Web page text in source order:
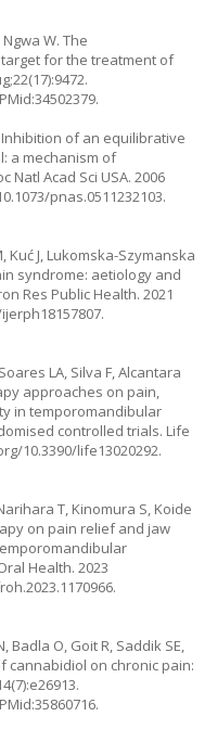
W. The
for the treatment of
Inhibition of an equilibrative
a mechanism of
Acad Sci USA. 2006
pnas.0511232103.
Kuć J, Lukomska-Szymanska
syndrome: aetiology and
Res Public Health. 2021
.
LA, Silva F, Alcantara
approaches on pain,
in temporomandibular
controlled trials. Life
10.3390/life13020292.
T, Kinomura S, Koide
on pain relief and jaw
Health. 2023
.
Badla O, Goit R, Saddik SE,
cannabidiol on chronic pain: